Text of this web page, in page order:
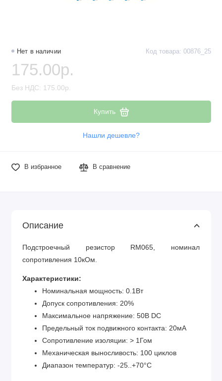
Резисторы
Реле
Стабилизаторы питания
Транзисторы
Нет в наличии Код товара: 00876_25
175.00р.
Без НДС: 175.00р.
Купить
Нашли дешевле?
В избранное В сравнение
Описание
Подстроечный резистор RM065, номинал
сопротивления 10кОм.
Характеристики:
Номинальная мощность: 0.1Вт
Допуск сопротивления: 20%
Максимальное напряжение: 50В DC
Предельный ток подвижного контакта: 20мА
Сопротивление изоляции: > 1Гом
Механическая выносливость: 100 циклов
Диапазон температур: -25..+70°С